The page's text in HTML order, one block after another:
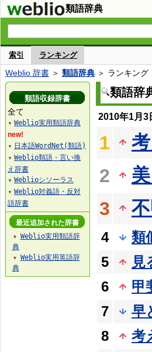
類語辞典
索引 ランキング
Weblio 辞書 ＞ 類語辞典 ＞ ランキング
類語辞
2010年1月3
1
考
2
3
4
類
5
見
6
甲
7
早
8
考
類語収録辞書
全て
▼ Weblio実用類語辞典
new!
▼ 日本語WordNet(類語)
▼ Weblio類語・言い換
え辞書
▼ Weblioシソーラス
▼ Weblio対義語・反対
語辞書
最近追加された辞書
▼
Weblio実用類語辞
典
▼
Weblio実用英語辞
典